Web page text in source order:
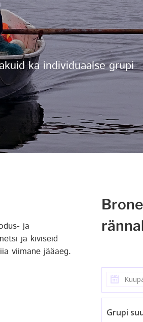
ka individuaalse grupi
ja
ja kiviseid
viimane jääaeg.
Grupi